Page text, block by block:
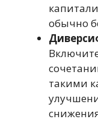
обычно
такими